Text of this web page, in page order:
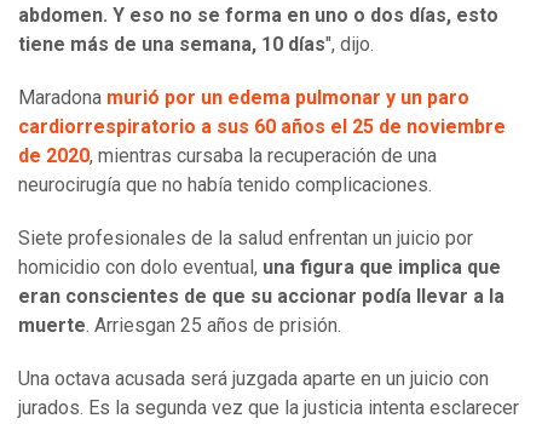
abdomen. Y eso no se forma en uno o dos días, esto
tiene más de una semana, 10 días", dijo.
Maradona murió por un edema pulmonar y un paro
cardiorrespiratorio a sus 60 años el 25 de noviembre
de 2020, mientras cursaba la recuperación de una
neurocirugía que no había tenido complicaciones.
Siete profesionales de la salud enfrentan un juicio por
homicidio con dolo eventual, una figura que implica que
eran conscientes de que su accionar podía llevar a la
muerte. Arriesgan 25 años de prisión.
Una octava acusada será juzgada aparte en un juicio con
jurados. Es la segunda vez que la justicia intenta esclarecer